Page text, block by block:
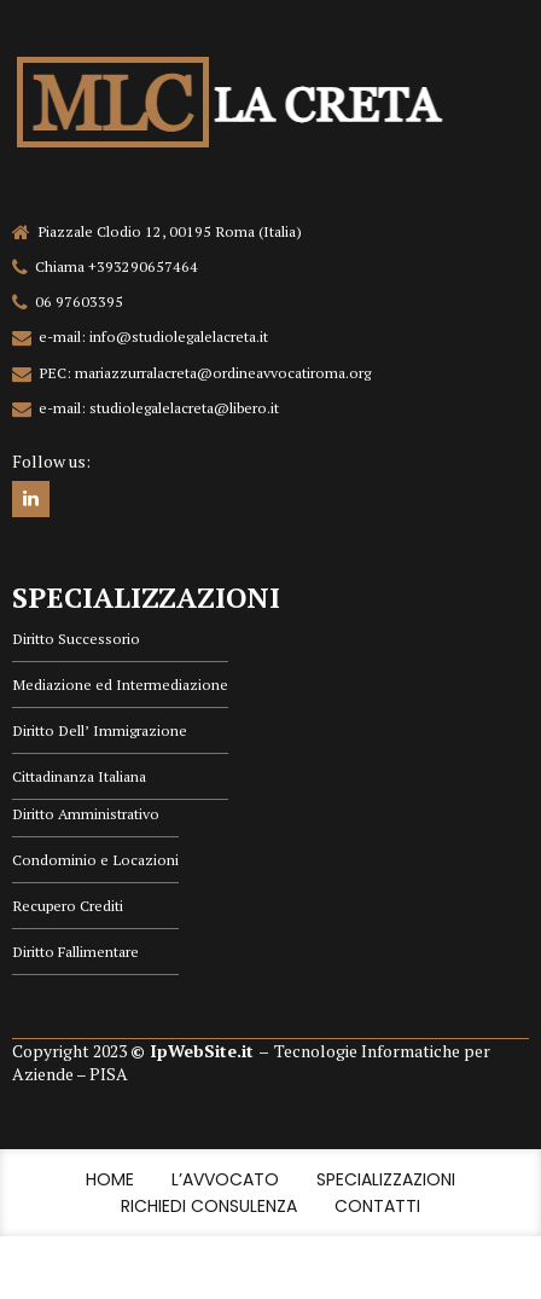
Piazzale Clodio 12, 00195 Roma (Italia)
Chiama +393290657464
06 97603395
e-mail: info@studiolegalelacreta.it
PEC: mariazzurralacreta@ordineavvocatiroma.org
e-mail: studiolegalelacreta@libero.it
Follow us:
SPECIALIZZAZIONI
Diritto Successorio
Mediazione ed Intermediazione
Diritto Dell’ Immigrazione
Cittadinanza Italiana
Diritto Amministrativo
Condominio e Locazioni
Recupero Crediti
Diritto Fallimentare
Copyright 2023 © IpWebSite.it – Tecnologie Informatiche per
Aziende – PISA
HOME L’AVVOCATO
SPECIALIZZAZIONI
RICHIEDI CONSULENZA
CONTATTI